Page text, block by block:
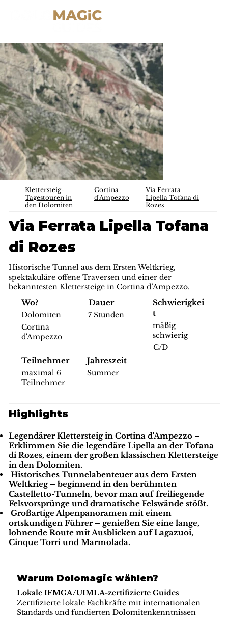
Klettersteig-
Tagestouren in
den Dolomiten
Cortina
d'Ampezzo
Via Ferrata
Lipella Tofana di
Rozes
Via Ferrata Lipella Tofana
di Rozes
Historische Tunnel aus dem Ersten Weltkrieg,
spektakuläre offene Traversen und einer der
bekanntesten Klettersteige in Cortina d’Ampezzo.
Wo?
Dolomiten
Cortina
d'Ampezzo
Dauer
7 Stunden
Schwierigkei
t
mäßig
schwierig
C/D
Teilnehmer
maximal 6
Teilnehmer
Jahreszeit
Summer
Highlights
Legendärer Klettersteig in Cortina d'Ampezzo–
Erklimmen Sie die legendäre Lipella an der Tofana
di Rozes, einem der großen klassischen Klettersteige
in den Dolomiten.
Historisches Tunnelabenteuer aus dem Ersten
Weltkrieg– beginnend in den berühmten
Castelletto-Tunneln, bevor man auf freiliegende
Felsvorsprünge und dramatische Felswände stößt.
Großartige Alpenpanoramen mit einem
ortskundigen Führer– genießen Sie eine lange,
lohnende Route mit Ausblicken auf Lagazuoi,
Cinque Torri und Marmolada.
Warum Dolomagic wählen?
Lokale IFMGA/UIMLA-zertifizierte Guides
Zertifizierte lokale Fachkräfte mit internationalen
Standards und fundierten Dolomitenkenntnissen